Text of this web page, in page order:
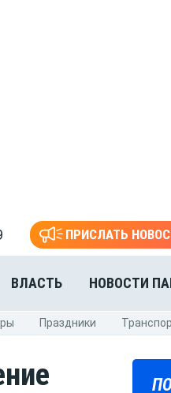
ПРИСЛАТЬ
ВЛАСТЬ НОВОСТИ
Праздники